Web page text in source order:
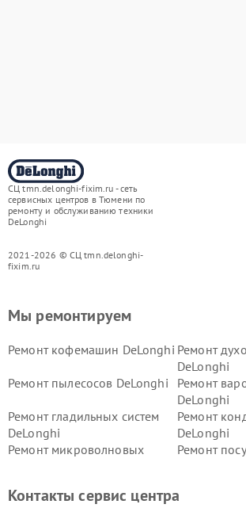
СЦ tmn.delonghi-fixim.ru - сеть
сервисных центров в Тюмени по
ремонту и обслуживанию техники
DeLonghi
2021-2026 © СЦ tmn.delonghi-
fixim.ru
Мы ремонтируем
Ремонт кофемашин DeLonghi Ремонт
DeLonghi
Ремонт пылесосов DeLonghi
Ремонт
DeLonghi
Ремонт гладильных систем
DeLonghi
Ремонт
DeLonghi
Ремонт микроволновых
Ремонт
DeLonghi
DeLonghi
Контакты сервис центра